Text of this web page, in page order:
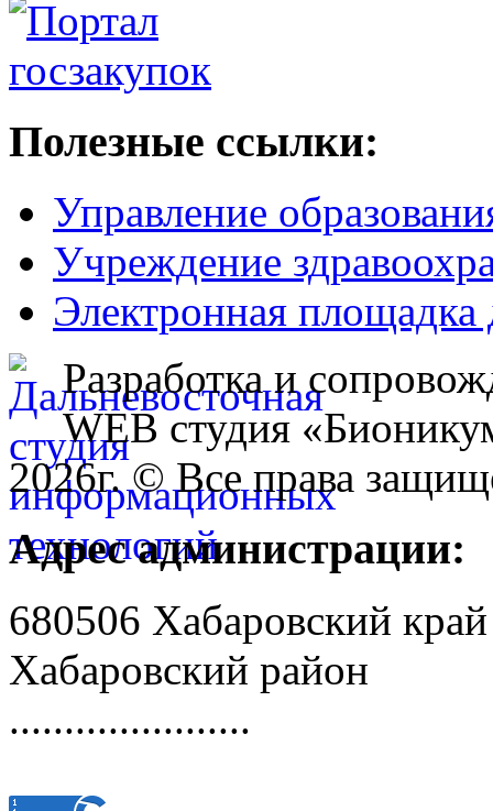
Полезные ссылки:
Управление
Учреждение
Электронная площадка
Разработка и
WEB студия
2026г. © Все права
Адрес администрации:
680506 Хабаровский край
Хабаровский район
......................